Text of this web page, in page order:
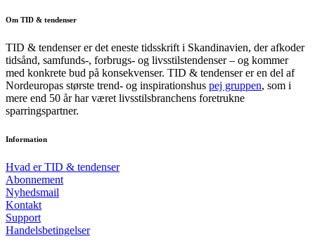
Om TID & tendenser
TID & tendenser er det eneste tidsskrift i Skandinavien, der afkoder
tidsånd, samfunds-, forbrugs- og livsstilstendenser – og kommer
med konkrete bud på konsekvenser. TID & tendenser er en del af
Nordeuropas største trend- og inspirationshus pej gruppen, som i
mere end 50 år har været livsstilsbranchens foretrukne
sparringspartner.
Information
Hvad er TID & tendenser
Abonnement
Nyhedsmail
Kontakt
Support
Handelsbetingelser